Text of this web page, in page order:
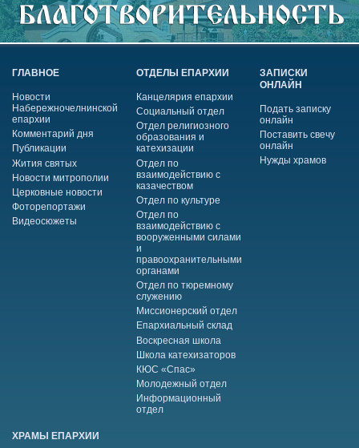
ГЛАВНОЕ
Новости
Набережночелнинской
епархии
Комментарий дня
Публикации
Жития святых
Новости митрополии
Церковные новости
Фоторепортажи
Видеосюжеты
ОТДЕЛЫ ЕПАРХИИ
Канцелярия епархии
Социальный отдел
Отдел религиозного
образования и
катехизации
Отдел по
взаимодействию с
казачеством
Отдел по культуре
Отдел по
взаимодействию с
вооруженными силами
и
правоохранительными
органами
Отдел по тюремному
служению
Миссионерский отдел
Епархиальный склад
Воскресная школа
Школа катехизаторов
КЮС «Спас»
Молодежный отдел
Информационный
отдел
ЗАПИСКИ
ОНЛАЙН
Подать записку
онлайн
Поставить свечу
онлайн
Нужды храмов
ХРАМЫ ЕПАРХИИ